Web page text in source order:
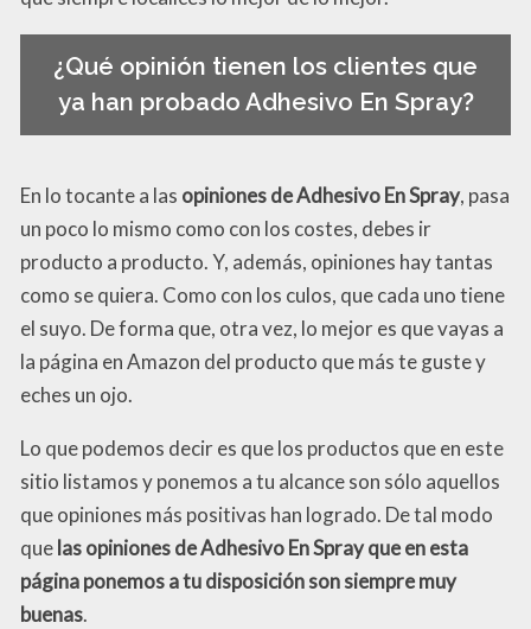
¿Qué opinión tienen los clientes que
ya han probado Adhesivo En Spray?
En lo tocante a las opiniones de Adhesivo En Spray, pasa
un poco lo mismo como con los costes, debes ir
producto a producto. Y, además, opiniones hay tantas
como se quiera. Como con los culos, que cada uno tiene
el suyo. De forma que, otra vez, lo mejor es que vayas a
la página en Amazon del producto que más te guste y
eches un ojo.
Lo que podemos decir es que los productos que en este
sitio listamos y ponemos a tu alcance son sólo aquellos
que opiniones más positivas han logrado. De tal modo
quelas opiniones de Adhesivo En Spray que en esta
página ponemos a tu disposición son siempre muy
buenas.